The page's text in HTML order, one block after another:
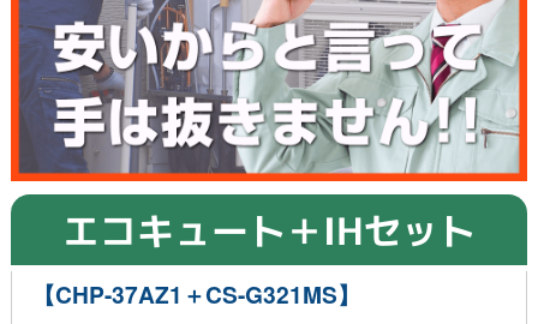
エコキュート＋IHセット
【CHP-37AZ1＋CS-G321MS】